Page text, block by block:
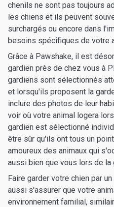
chenils ne sont pas toujours
les chiens et ils peuvent
surchargés ou encore dans
besoins spécifiques de votre
Grâce à Pawshake, il est
gardien près de chez vous à
gardiens sont sélectionnés
et lorsqu'ils proposent la
inclure des photos de leur
voir où votre animal logera
gardien est sélectionné
être sûr qu'ils ont tous un
amoureux des animaux qui
aussi bien que vous lors de la
Faire garder votre chien par
aussi s'assurer que votre
environnement familial,